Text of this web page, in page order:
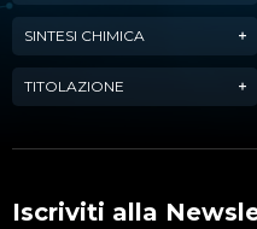
SINTESI CHIMICA
TITOLAZIONE
Iscriviti alla